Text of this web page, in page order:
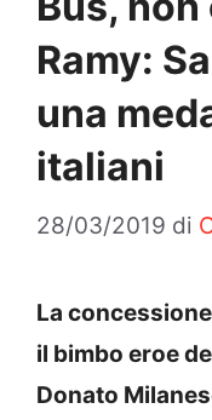
Ramy:
una
italiani
28/03/2019 di
La
il bimbo eroe
Donato